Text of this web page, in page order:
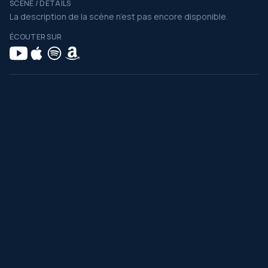
SCÈNE / DÉTAILS
La description de la scène n’est pas encore disponible.
ÉCOUTER SUR